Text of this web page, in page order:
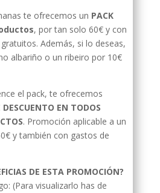
te ofrecemos un PACK
, por tan solo 60€ y con
Además, si lo deseas,
albariño o un ribeiro por 10€
el pack, te ofrecemos
DESCUENTO EN TODOS
. Promoción aplicable a un
y también con gastos de
DE ESTA PROMOCIÓN?
(Para visualizarlo has de